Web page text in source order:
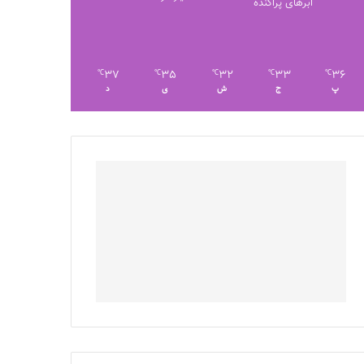
ابرهای پراکنده
36
℃
پ
33
℃
ج
32
℃
ش
35
℃
ی
37
℃
د